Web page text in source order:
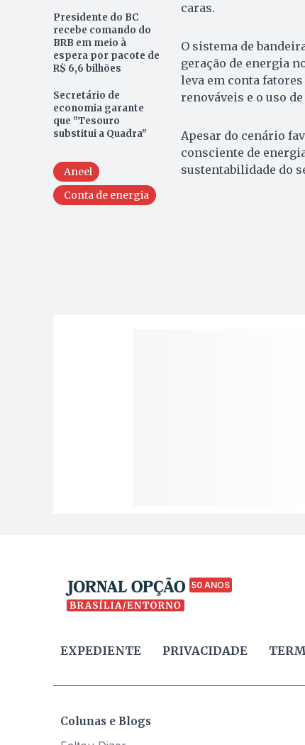
Presidente do BC
recebe comando do
BRB em meio à
espera por pacote de
R$ 6,6 bilhões
Secretário de
economia garante
que "Tesouro
substitui a Quadra"
Aneel
Conta de energia
caras.
O sistema de
geração de energia
leva em conta
renováveis e o uso
Apesar do cenário
consciente de
sustentabilidade do
50 ANOS
EXPEDIENTE PRIVACIDADE
Colunas e Blogs